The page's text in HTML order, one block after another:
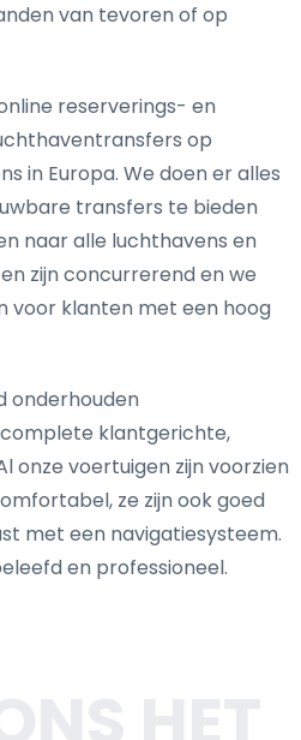
van tevoren of op
reserverings- en
op
in Europa. We doen er alles
transfers te bieden
naar alle luchthavens en
zijn concurrerend en we
voor klanten met een hoog
onderhouden
klantgerichte,
onze voertuigen zijn voorzien
ze zijn ook goed
met een navigatiesysteem.
en professioneel.